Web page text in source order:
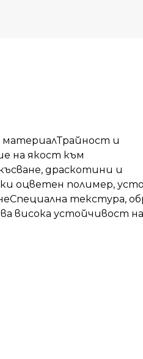
и
на якост към
драскотини и
оцветен полимер,
текстура,
висока устойчивост на